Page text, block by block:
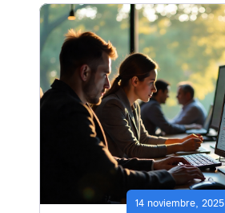
14 noviembre, 2025